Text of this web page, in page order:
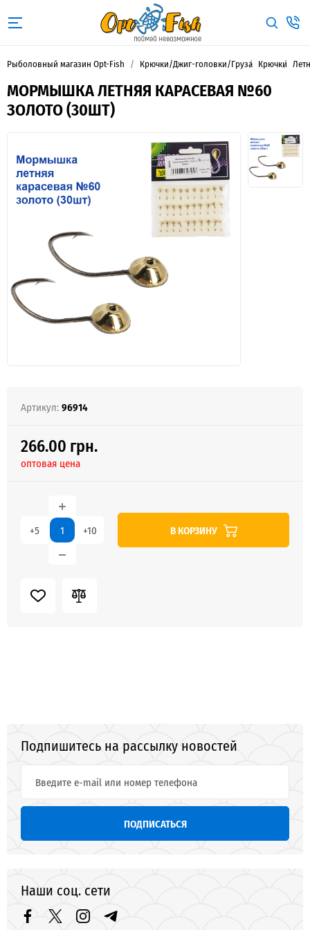
Рыболовный магазин Opt-Fish Крючки/Джиг-головки/Груза Крючки
МОРМЫШКА ЛЕТНЯЯ КАРАСЕВАЯ №60
ЗОЛОТО (30ШТ)
Артикул:96914
266.00 грн.
оптовая цена
+5 +10 В КОРЗИНУ
Подпишитесь на рассылку новостей
ПОДПИСАТЬСЯ
Наши соц. сети